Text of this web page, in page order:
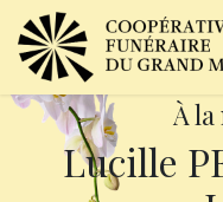
À
Lucille